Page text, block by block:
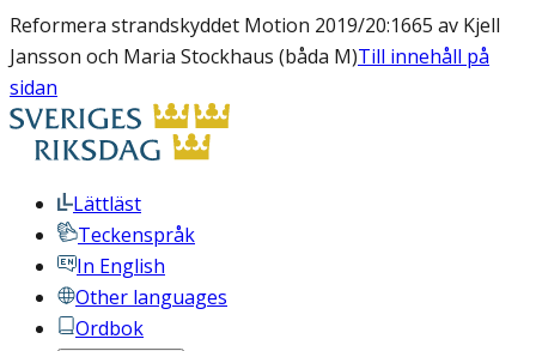
Reformera strandskyddet Motion 2019/20:1665 av Kjell
Jansson och Maria Stockhaus (båda M)Till innehåll på
sidan
Lättläst
Teckenspråk
In English
Other languages
Ordbok